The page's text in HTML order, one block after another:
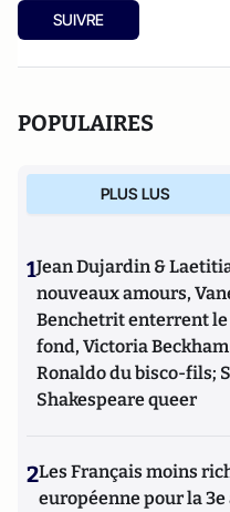
SUIVRE
POPULAIRES
PLUS LUS
1Jean Dujardin &
nouveaux amours,
Benchetrit enterrent
fond, Victoria
Ronaldo du bisco-fils;
Shakespeare queer
2Les Français moins
européenne pour la